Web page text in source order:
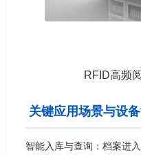
RFID高频
关键应用场景与设
智能入库与查询：档案进